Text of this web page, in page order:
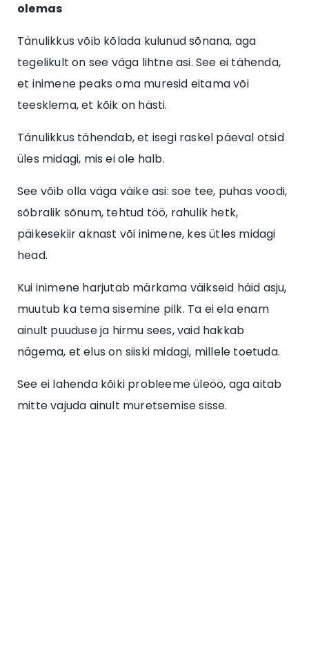
olemas
Tänulikkus võib kõlada kulunud sõnana, aga
tegelikult on see väga lihtne asi. See ei tähenda,
et inimene peaks oma muresid eitama või
teesklema, et kõik on hästi.
Tänulikkus tähendab, et isegi raskel päeval otsid
üles midagi, mis ei ole halb.
See võib olla väga väike asi: soe tee, puhas voodi,
sõbralik sõnum, tehtud töö, rahulik hetk,
päikesekiir aknast või inimene, kes ütles midagi
head.
Kui inimene harjutab märkama väikseid häid asju,
muutub ka tema sisemine pilk. Ta ei ela enam
ainult puuduse ja hirmu sees, vaid hakkab
nägema, et elus on siiski midagi, millele toetuda.
See ei lahenda kõiki probleeme üleöö, aga aitab
mitte vajuda ainult muretsemise sisse.